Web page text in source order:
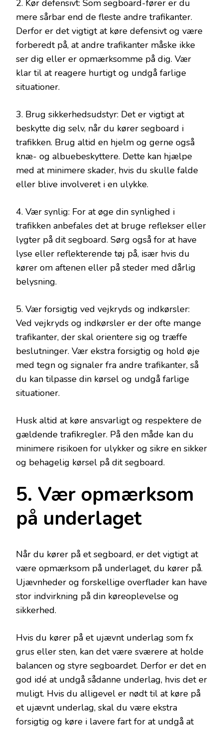
2. Kør defensivt: Som segboard-fører er du
mere sårbar end de fleste andre trafikanter.
Derfor er det vigtigt at køre defensivt og være
forberedt på, at andre trafikanter måske ikke
ser dig eller er opmærksomme på dig. Vær
klar til at reagere hurtigt og undgå farlige
situationer.
3. Brug sikkerhedsudstyr: Det er vigtigt at
beskytte dig selv, når du kører segboard i
trafikken. Brug altid en hjelm og gerne også
knæ- og albuebeskyttere. Dette kan hjælpe
med at minimere skader, hvis du skulle falde
eller blive involveret i en ulykke.
4. Vær synlig: For at øge din synlighed i
trafikken anbefales det at bruge reflekser eller
lygter på dit segboard. Sørg også for at have
lyse eller reflekterende tøj på, især hvis du
kører om aftenen eller på steder med dårlig
belysning.
5. Vær forsigtig ved vejkryds og indkørsler:
Ved vejkryds og indkørsler er der ofte mange
trafikanter, der skal orientere sig og træffe
beslutninger. Vær ekstra forsigtig og hold øje
med tegn og signaler fra andre trafikanter, så
du kan tilpasse din kørsel og undgå farlige
situationer.
Husk altid at køre ansvarligt og respektere de
gældende trafikregler. På den måde kan du
minimere risikoen for ulykker og sikre en sikker
og behagelig kørsel på dit segboard.
5. Vær opmærksom
på underlaget
Når du kører på et segboard, er det vigtigt at
være opmærksom på underlaget, du kører på.
Ujævnheder og forskellige overflader kan have
stor indvirkning på din køreoplevelse og
sikkerhed.
Hvis du kører på et ujævnt underlag som fx
grus eller sten, kan det være sværere at holde
balancen og styre segboardet. Derfor er det en
god idé at undgå sådanne underlag, hvis det er
muligt. Hvis du alligevel er nødt til at køre på
et ujævnt underlag, skal du være ekstra
forsigtig og køre i lavere fart for at undgå at